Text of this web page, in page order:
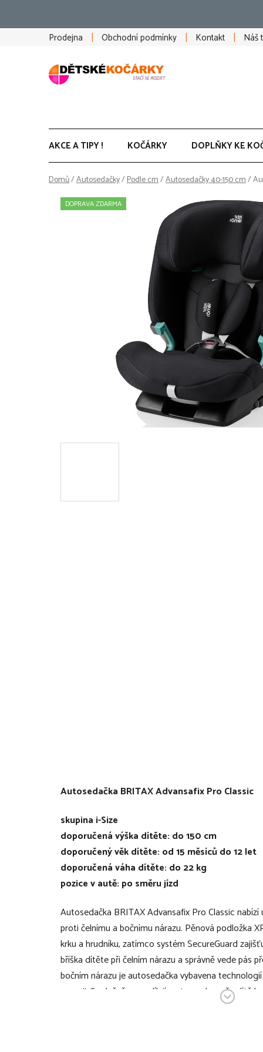
obsah
Prodejna
Obchodní podmínky Kontakt Náš
AKCE A TIPY ! KOČÁRKY DOPLŇKY KE
Domů/Autosedačky/Podle cm/Autosedačky 40-150 cm/
DOPRAVA ZDARMA
Autosedačka BRITAX Advansafix Pro Classic
skupina i-Size
doporučená výška dítěte: do 150 cm
doporučený věk dítěte: od 15 měsíců do 12 let
doporučená váha dítěte: do 22 kg
pozice v autě: po směru jízd
Autosedačka BRITAX Advansafix Pro Classic
proti čelnímu a bočnímu nárazu. Pěnová podložka
krku a hrudníku, zatímco systém SecureGuard
bříška dítěte při čelním nárazu a správně vede pás
bočním nárazu je autosedačka vybavena
energii. Společně se podílejí na tom, aby vaše dítě
všech stran a při jakékoliv nehodě. Nezávislé